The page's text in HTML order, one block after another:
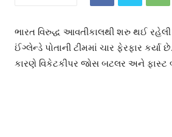
ભારત વિરુદ્ધ આવતીકાલથી શરુ થઈ રહેલી
ઈંગ્લેન્ડે પોતાની ટીમમાં ચાર ફેરફાર
કારણે વિકેટકીપર જોસ બટલર અને